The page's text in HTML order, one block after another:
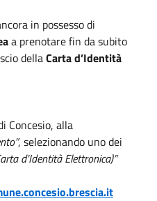
in possesso di
a prenotare fin da subito
dellaCarta d’Identità
Concesio, alla
, selezionando uno dei
d’Identità Elettronica)”